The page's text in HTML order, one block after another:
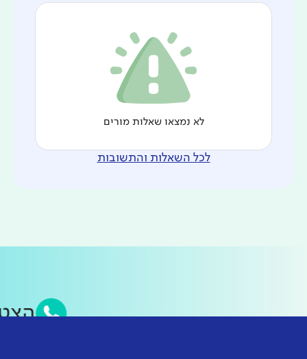
לא נמצאו שאלות מורים
לכל השאלות והתשובות